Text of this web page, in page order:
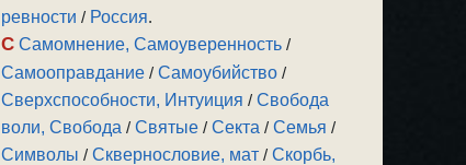
ревности / Россия.
С Самомнение, Самоуверенность /
Самооправдание /Самоубийство /
Сверхспособности, Интуиция /Свобода
воли, Свобода /Святые /Секта /Семья /
Символы /Сквернословие, мат /Скорбь,